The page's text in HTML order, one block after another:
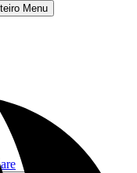
Menu